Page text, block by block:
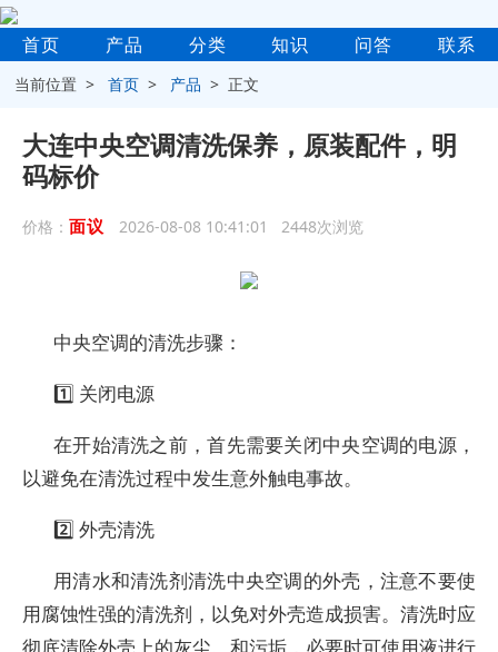
首页 产品 分类 知识 问答 联系
当前位置 >首页 > 产品 > 正文
大连中央空调清洗保养，原装配件，明
码标价
价格： 面议 2026-08-08 10:41:01 2448次浏览
中央空调的清洗步骤：
1️⃣ 关闭电源
在开始清洗之前，首先需要关闭中央空调的电源，
以避免在清洗过程中发生意外触电事故。
2️⃣ 外壳清洗
用清水和清洗剂清洗中央空调的外壳，注意不要使
用腐蚀性强的清洗剂，以免对外壳造成损害。清洗时应